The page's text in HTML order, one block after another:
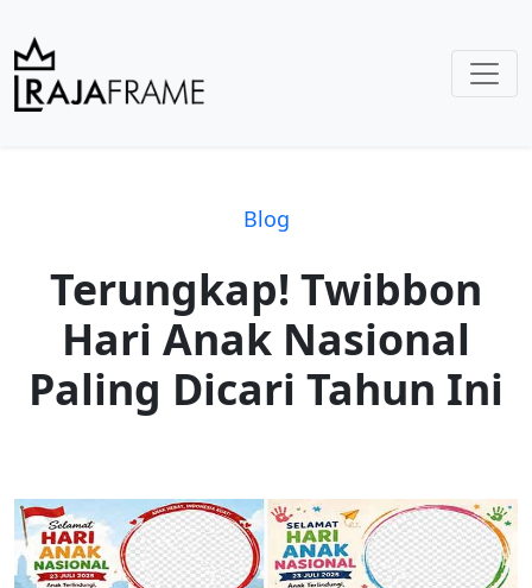
Blog
Terungkap! Twibbon
Hari Anak Nasional
Paling Dicari Tahun Ini